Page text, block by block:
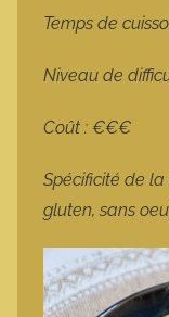
Temps de
Niveau de
Coût : €€€
Spécificité de
gluten, sans